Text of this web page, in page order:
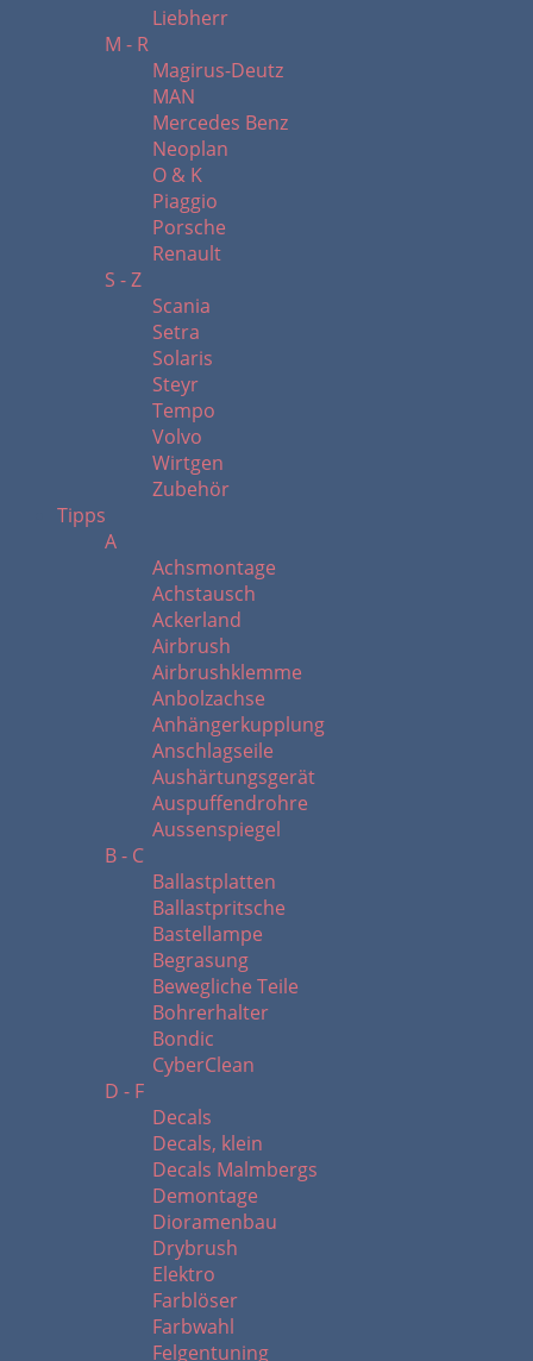
Liebherr
M - R
Magirus-Deutz
MAN
Mercedes Benz
Neoplan
O & K
Piaggio
Porsche
Renault
S - Z
Scania
Setra
Solaris
Steyr
Tempo
Volvo
Wirtgen
Zubehör
Tipps
A
Achsmontage
Achstausch
Ackerland
Airbrush
Airbrushklemme
Anbolzachse
Anhängerkupplung
Anschlagseile
Aushärtungsgerät
Auspuffendrohre
Aussenspiegel
B - C
Ballastplatten
Ballastpritsche
Bastellampe
Begrasung
Bewegliche Teile
Bohrerhalter
Bondic
CyberClean
D - F
Decals
Decals, klein
Decals Malmbergs
Demontage
Dioramenbau
Drybrush
Elektro
Farblöser
Farbwahl
Felgentuning